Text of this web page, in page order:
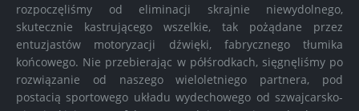
rozpoczęliśmy od eliminacji skrajnie niewydolnego,
skutecznie kastrującego wszelkie, tak pożądane przez
entuzjastów motoryzacji dźwięki, fabrycznego tłumika
końcowego. Nie przebierając w półśrodkach, sięgnęliśmy po
rozwiązanie od naszego wieloletniego partnera, pod
postacią sportowego układu wydechowego od szwajcarsko-